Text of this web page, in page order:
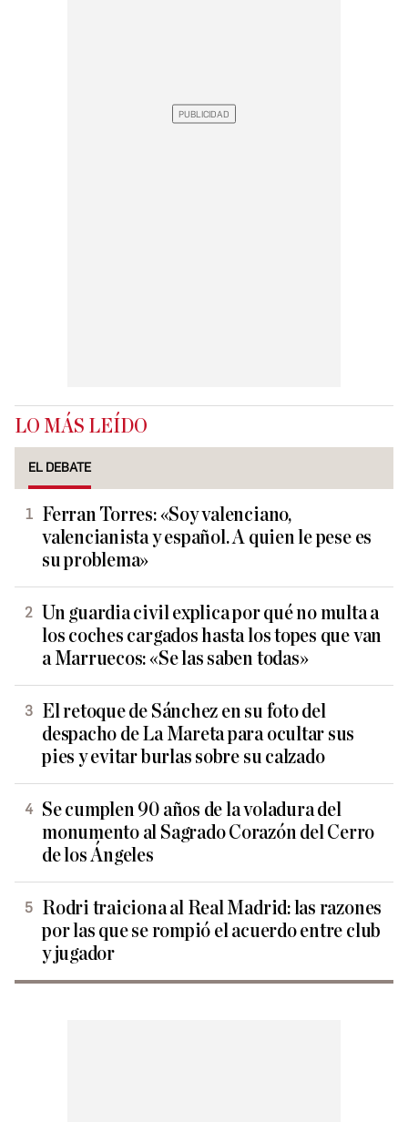
LO MÁS LEÍDO
EL DEBATE
Ferran Torres: «Soy valenciano,
valencianista y español. A quien le pese es
su problema»
Un guardia civil explica por qué no multa a
los coches cargados hasta los topes que van
a Marruecos: «Se las saben todas»
El retoque de Sánchez en su foto del
despacho de La Mareta para ocultar sus
pies y evitar burlas sobre su calzado
Se cumplen 90 años de la voladura del
monumento al Sagrado Corazón del Cerro
de los Ángeles
Rodri traiciona al Real Madrid: las razones
por las que se rompió el acuerdo entre club
y jugador